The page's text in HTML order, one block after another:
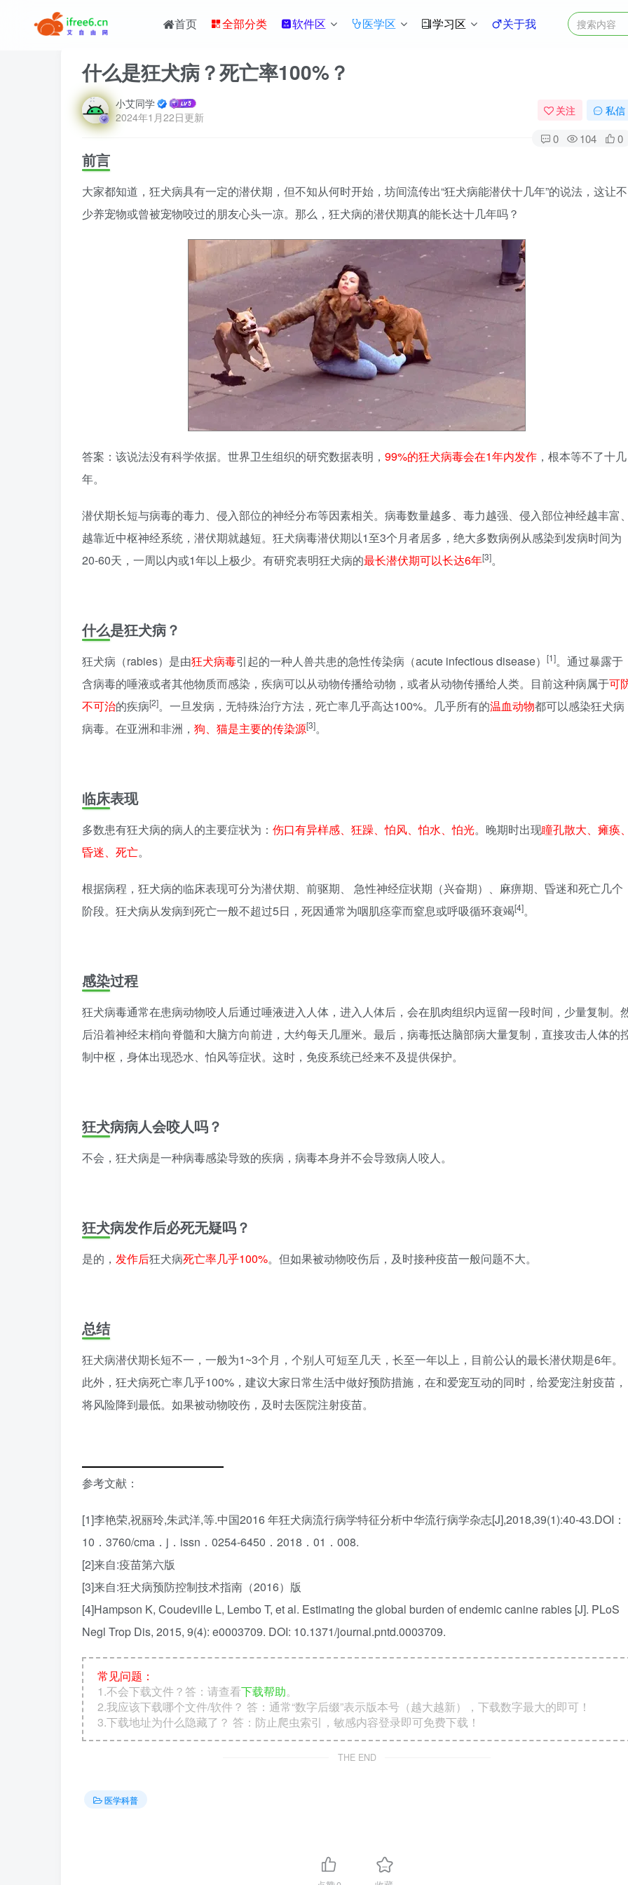
首页 全部分类 软件区 医学区 学习区 关于我
什么是狂犬病？死亡率100%？
小艾同学
2024年1月22日更新
关注 私信
0 104 0
前言
大家都知道，狂犬病具有一定的潜伏期，但不知从何时开始，坊间流传出“狂犬病能潜伏十几年”的说法，这让不
少养宠物或曾被宠物咬过的朋友心头一凉。那么，狂犬病的潜伏期真的能长达十几年吗？
答案：该说法没有科学依据。世界卫生组织的研究数据表明， 99%的狂犬病毒会在1年内发作 ，根本等不了十几
年。
潜伏期长短与病毒的毒力、侵入部位的神经分布等因素相关。病毒数量越多、毒力越强、侵入部位神经越丰富
越靠近中枢神经系统，潜伏期就越短。狂犬病毒潜伏期以1至3个月者居多，绝大多数病例从感染到发病时间为
20-60天，一周以内或1年以上极少。有研究表明狂犬病的最长潜伏期可以长达6年[3]。
什么是狂犬病？
狂犬病（rabies）是由狂犬病毒引起的一种人兽共患的急性传染病（acute infectious disease） [1]。通过暴露于
含病毒的唾液或者其他物质而感染，疾病可以从动物传播给动物，或者从动物传播给人类。目前这种病属于可
不可治的疾病[2]。一旦发病，无特殊治疗方法，死亡率几乎高达100%。几乎所有的温血动物都可以感染狂犬病
病毒。在亚洲和非洲， 狗、猫是主要的传染源[3]。
临床表现
多数患有狂犬病的病人的主要症状为： 伤口有异样感、狂躁、怕风、怕水、怕光。晚期时出现瞳孔散大、瘫痪
昏迷、死亡。
根据病程，狂犬病的临床表现可分为潜伏期、前驱期、 急性神经症状期（兴奋期）、麻痹期、昏迷和死亡几个
阶段。狂犬病从发病到死亡一般不超过5日，死因通常为咽肌痉挛而窒息或呼吸循环衰竭[4]。
感染过程
狂犬病毒通常在患病动物咬人后通过唾液进入人体，进入人体后，会在肌肉组织内逗留一段时间，少量复制。
后沿着神经末梢向脊髓和大脑方向前进，大约每天几厘米。最后，病毒抵达脑部病大量复制，直接攻击人体的
制中枢，身体出现恐水、怕风等症状。这时，免疫系统已经来不及提供保护。
狂犬病病人会咬人吗？
不会，狂犬病是一种病毒感染导致的疾病，病毒本身并不会导致病人咬人。
狂犬病发作后必死无疑吗？
是的， 发作后狂犬病死亡率几乎100%。但如果被动物咬伤后，及时接种疫苗一般问题不大。
总结
狂犬病潜伏期长短不一，一般为1~3个月，个别人可短至几天，长至一年以上，目前公认的最长潜伏期是6年。
此外，狂犬病死亡率几乎100%，建议大家日常生活中做好预防措施，在和爱宠互动的同时，给爱宠注射疫苗，
将风险降到最低。如果被动物咬伤，及时去医院注射疫苗。
参考文献：
[1]李艳荣,祝丽玲,朱武洋,等.中国2016 年狂犬病流行病学特征分析中华流行病学杂志[J],2018,39(1):40-43.DOI：
10．3760/cma．j．issn．0254-6450．2018．01．008.
[2]来自:疫苗第六版
[3]来自:狂犬病预防控制技术指南（2016）版
[4]Hampson K, Coudeville L, Lembo T, et al. Estimating the global burden of endemic canine rabies [J]. PLoS
Negl Trop Dis, 2015, 9(4): e0003709. DOI: 10.1371/journal.pntd.0003709.
常见问题：
1.不会下载文件？答：请查看下载帮助。
2.我应该下载哪个文件/软件？ 答：通常“数字后缀”表示版本号（越大越新），下载数字最大的即可！
3.下载地址为什么隐藏了？ 答：防止爬虫索引，敏感内容登录即可免费下载！
THE END
医学科普